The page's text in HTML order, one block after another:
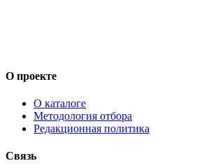
О проекте
О каталоге
Методология отбора
Редакционная политика
Связь